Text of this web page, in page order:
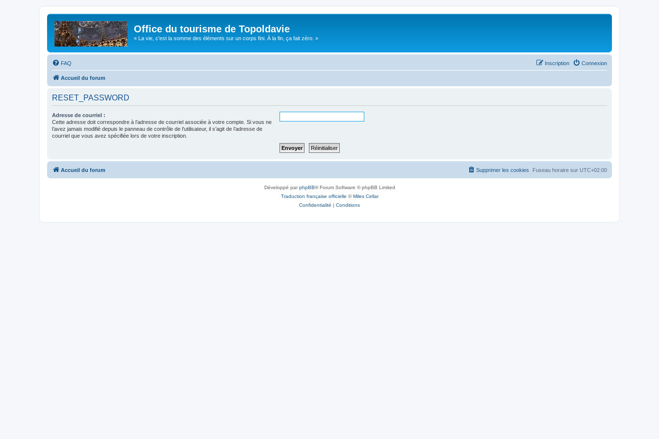
Office du tourisme de Topoldavie
« La vie, c'est la somme des éléments sur un corps fini. À la fin, ça fait zéro. »
FAQ Connexion
Inscription
Accueil du forum
RESET_PASSWORD
Adresse de courriel :
Cette adresse doit correspondre à l’adresse de courriel associée à votre compte. Si vous ne
l’avez jamais modifié depuis le panneau de contrôle de l’utilisateur, il s’agit de l’adresse de
courriel que vous avez spécifiée lors de votre inscription.
Accueil du forum Fuseau horaire sur UTC+02:00
Supprimer les cookies
Développé parphpBB® Forum Software © phpBB Limited
Traduction française officielle ©Miles Cellar
Confidentialité | Conditions